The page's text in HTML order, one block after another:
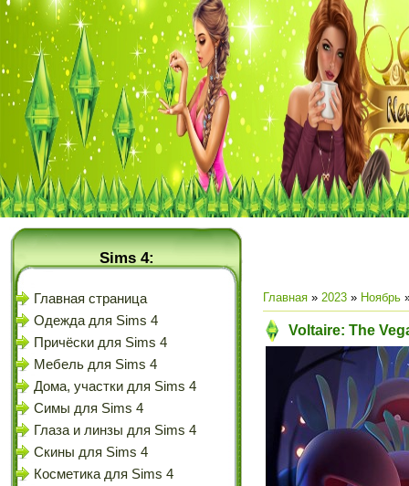
Sims 4:
Главная страница
Одежда для Sims 4
Причёски для Sims 4
Мебель для Sims 4
Дома, участки для Sims 4
Симы для Sims 4
Глаза и линзы для Sims 4
Скины для Sims 4
Косметика для Sims 4
Главная » 2023 » Ноябрь
Voltaire: The